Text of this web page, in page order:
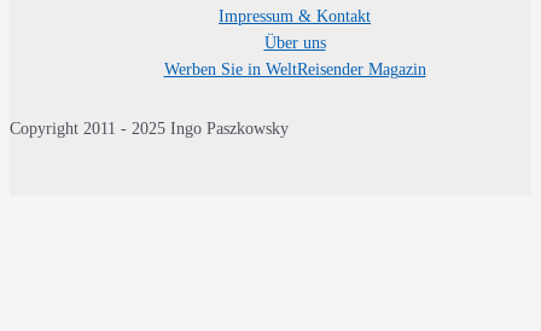
Impressum & Kontakt
Über uns
Werben Sie in WeltReisender Magazin
Copyright 2011 - 2025 Ingo Paszkowsky